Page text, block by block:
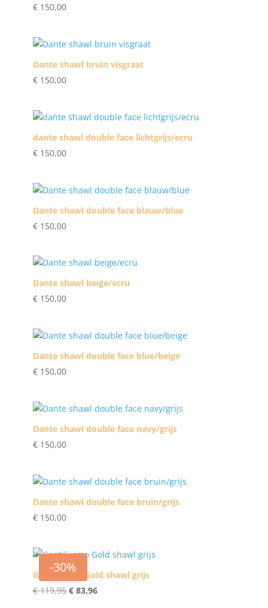
€150,00
Dante shawl bruin visgraat
€150,00
dante shawl double face lichtgrijs/ecru
€150,00
Dante shawl double face blauw/blue
€150,00
Dante shawl beige/ecru
€150,00
Dante shawl double face blue/beige
€150,00
Dante shawl double face navy/grijs
€150,00
Dante shawl double face bruin/grijs
€150,00
-30%
Gentiluomo Gold shawl grijs
€119,95 Oorspronkelijke
€83,96Huidige